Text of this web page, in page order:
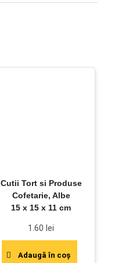
Cutii Tort si Produse
Cofetarie, Albe
15 x 15 x 11 cm
1.60 lei
Adaugă în coș